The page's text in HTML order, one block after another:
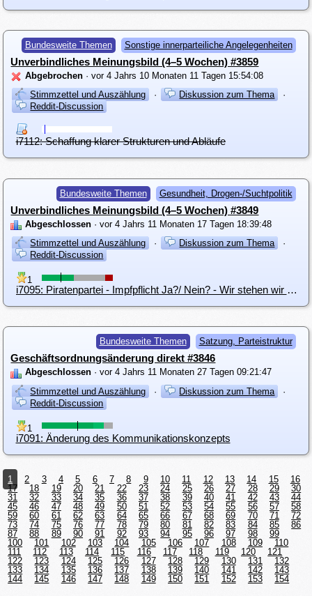
Bundesweite Themen Sonstige innerparteiliche Angelegenheiten
Unverbindliches Meinungsbild (4–5 Wochen) #3859
Abgebrochen · vor 4 Jahrs 10 Monaten 11 Tagen 15:54:08
Stimmzettel und Auszählung
· Diskussion zum Thema
·
Reddit-Discussion
i7112: Schaffung klarer Strukturen und Abläufe
Bundesweite Themen Gesundheit, Drogen-/Suchtpolitik
Unverbindliches Meinungsbild (4–5 Wochen) #3849
Abgeschlossen · vor 4 Jahrs 11 Monaten 17 Tagen 18:39:48
Stimmzettel und Auszählung
· Diskussion zum Thema
·
Reddit-Discussion
1
i7095: Piratenpartei - Impfpflicht Ja?/ Nein? - Wir stehen wir dazu?
Bundesweite Themen Satzung, Parteistruktur
Geschäftsordnungsänderung direkt #3846
Abgeschlossen · vor 4 Jahrs 11 Monaten 27 Tagen 09:21:47
Stimmzettel und Auszählung
· Diskussion zum Thema
·
Reddit-Discussion
1
i7091: Änderung des Kommunikationskonzepts
1 2 3 4 5 6 7 8 9 10 11 12 13 14 15
16
17
18 19 20 21 22 23 24 25 26 27 28 29
30
31
32 33 34 35 36 37 38 39 40 41 42 43
44
45
46 47 48 49 50 51 52 53 54 55 56 57
58
59
60 61 62 63 64 65 66 67 68 69 70 71
72
73
74 75 76 77 78 79 80 81 82 83 84 85
86
87
88 89 90 91 92 93 94 95 96 97 98
99
100
101 102 103 104 105 106 107 108 109
110
111
112 113 114 115 116 117 118 119 120
121
122
123 124 125 126 127 128 129 130 131
132
133
134 135 136 137 138 139 140 141 142
143
144
145 146 147 148 149 150 151 152 153 154